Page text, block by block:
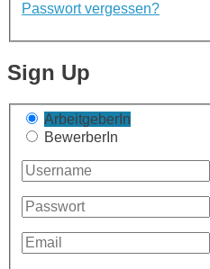
Passwort vergessen?
Sign Up
ArbeitgeberIn
BewerberIn